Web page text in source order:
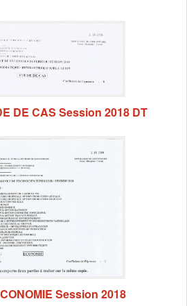
DE CAS Session 2018 DT
Session 2018